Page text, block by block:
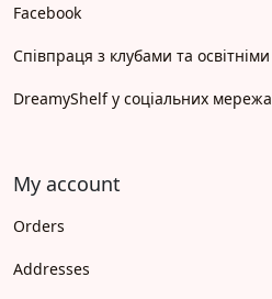
Facebook
Співпраця з клубами та освітніми
DreamyShelf у соціальних
My account
Orders
Addresses